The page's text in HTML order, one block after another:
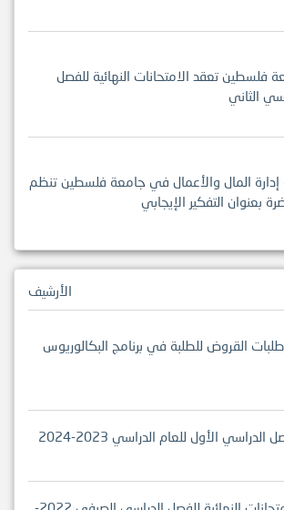
فلسطين تعقد الامتحانات النهائية للفصل
الثاني
المال والأعمال في جامعة فلسطين تنظم
بعنوان التفكير الإيجابي
الأرشيف
القروض للطلبة في برنامج البكالوريوس
الأول للعام الدراسي 2023-2024